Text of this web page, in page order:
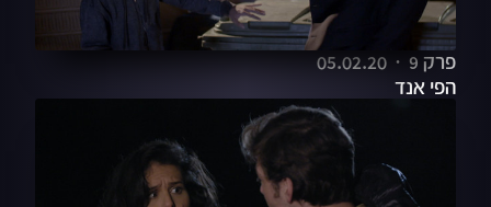
פרק 9
05.02.20
הפי אנד